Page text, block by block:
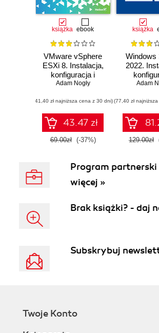
książka ebook
VMware vSphere
ESXi 8. Instalacja,
konfiguracja i
wprowadzenie do
Adam Nogły
(41,40 zł najniższa cena z 30 dni)
43.47 zł
69.00zł (-37%)
książka
Windows
2022.
Adam
(77,40 zł
129.00zł
Program
więcej »
Brak książki? - daj
Subskrybuj
Twoje Konto